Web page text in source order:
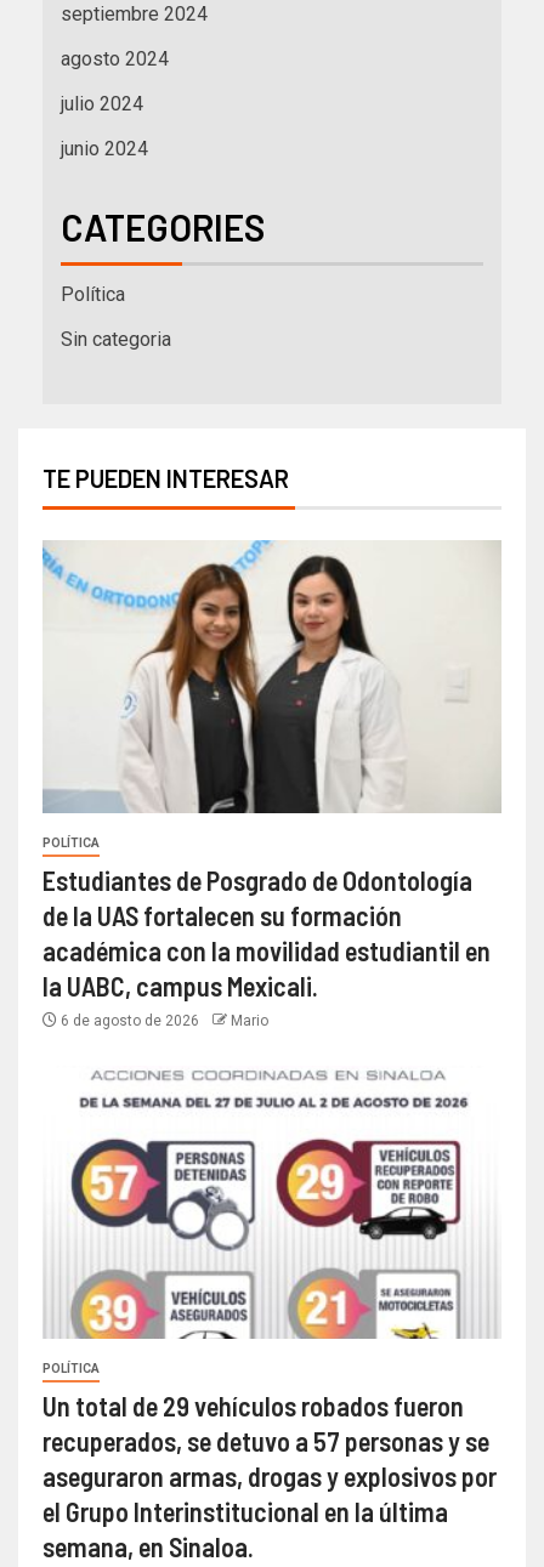
septiembre 2024
agosto 2024
julio 2024
junio 2024
CATEGORIES
Política
Sin categoria
TE PUEDEN INTERESAR
POLÍTICA
Estudiantes de Posgrado de Odontología
de la UAS fortalecen su formación
académica con la movilidad estudiantil en
la UABC, campus Mexicali.
6 de agosto de 2026 Mario
POLÍTICA
Un total de 29 vehículos robados fueron
recuperados, se detuvo a 57 personas y se
aseguraron armas, drogas y explosivos por
el Grupo Interinstitucional en la última
semana, en Sinaloa.